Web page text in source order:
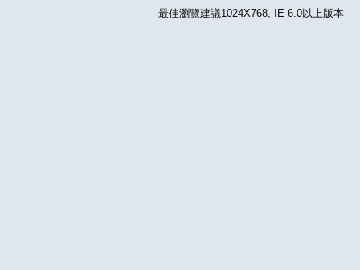
最佳瀏覽建議1024X768, IE 6.0以上版本